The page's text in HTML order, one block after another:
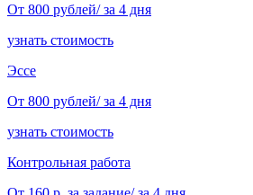
От 800 рублей/ за 4 дня
узнать стоимость
Эссе
От 800 рублей/ за 4 дня
узнать стоимость
Контрольная работа